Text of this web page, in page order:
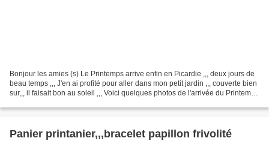
Bonjour les amies (s) Le Printemps arrive enfin en Picardie ,,, deux jours de
beau temps ,,, J'en ai profité pour aller dans mon petit jardin ,,, couverte bien
sur,,, il faisait bon au soleil ,,, Voici quelques photos de l'arrivée du Printemps
Panier printanier,,,bracelet papillon frivolité